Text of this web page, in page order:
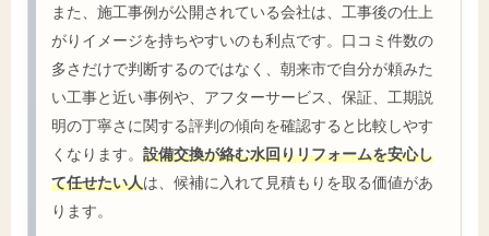
また、施工事例が公開されている会社は、工事後の仕上
がりイメージを持ちやすいのも利点です。口コミ件数の
多さだけで判断するのではなく、朝来市で自分が頼みた
い工事と近い事例や、アフターサービス、保証、工期説
明の丁寧さに関する評判の傾向を確認すると比較しやす
くなります。 設備交換が絡む水回りリフォームを安心し
て任せたい人は、候補に入れて見積もりを取る価値があ
ります。